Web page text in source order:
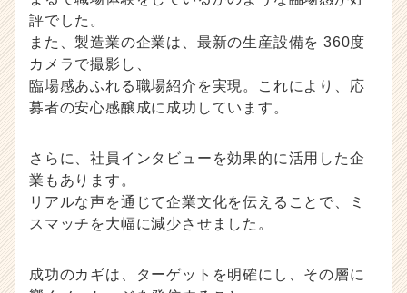
評でした。
また、製造業の企業は、最新の生産設備を 360度
カメラで撮影し、
臨場感あふれる職場紹介を実現。これにより、応
募者の安心感醸成に成功しています。
さらに、社員インタビューを効果的に活用した企
業もあります。
リアルな声を通じて企業文化を伝えることで、ミ
スマッチを大幅に減少させました。
成功のカギは、ターゲットを明確にし、その層に